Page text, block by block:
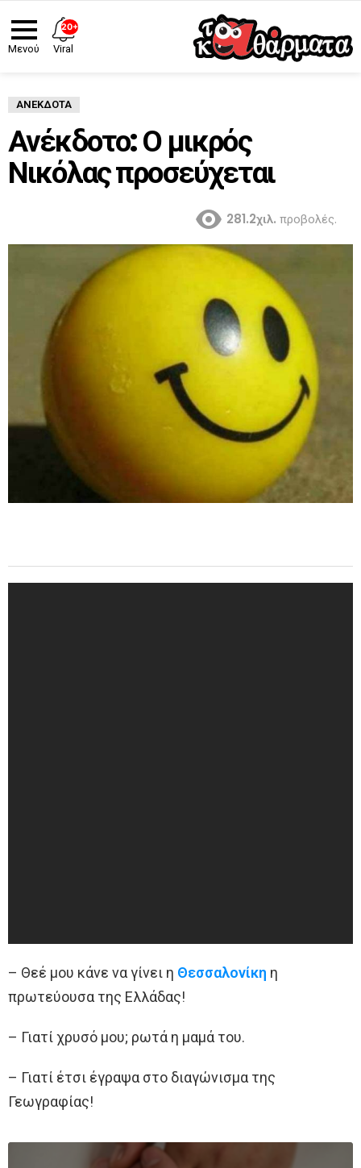
Μενού
ΑΝΈΚΔΟΤΑ
Ανέκδοτο: Ο μικρός
Νικόλας προσεύχεται
281.2χιλ. προβολές.
– Θεέ μου κάνε να γίνει η Θεσσαλονίκη η
πρωτεύουσα της Ελλάδας!
– Γιατί χρυσό μου; ρωτά η μαμά του.
– Γιατί έτσι έγραψα στο διαγώνισμα της
Γεωγραφίας!
20+
Viral